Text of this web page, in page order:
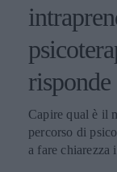
risponde
Capire qual è il
percorso di
a fare chiarezza